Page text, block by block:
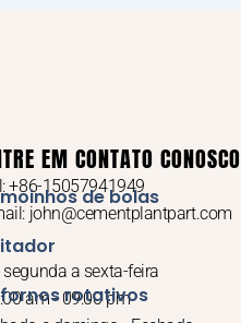
de bolas
rotativos
EM CONTATO CONOSCO
+86-15057941949
john@cementplantpart.com
segunda a sexta-feira
am - 09:00 pm